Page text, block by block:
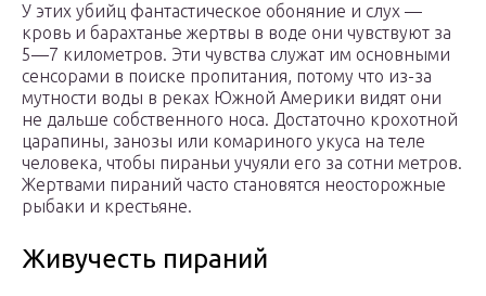
У этих убийц фантастическое обоняние и слух —
кровь и барахтанье жертвы в воде они чувствуют за
5—7 километров. Эти чувства служат им основными
сенсорами в поиске пропитания, потому что из-за
мутности воды в реках Южной Америки видят они
не дальше собственного носа. Достаточно крохотной
царапины, занозы или комариного укуса на теле
человека, чтобы пираньи учуяли его за сотни метров.
Жертвами пираний часто становятся неосторожные
рыбаки и крестьяне.
Живучесть пираний